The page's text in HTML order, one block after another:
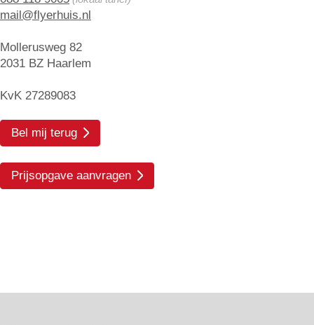
mail@flyerhuis.nl
Mollerusweg 82
2031 BZ Haarlem
KvK 27289083
Bel mij terug
Prijsopgave aanvragen